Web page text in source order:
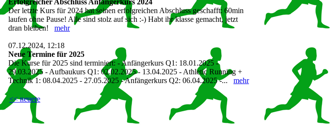
Erfolgreicher Abschluss Anfängerkurs 2024
Der letzte Kurs für 2024 hat seinen erfolgreichen Abschluss geschafft: 60min
laufen ohne Pause! Alle sind stolz auf sich :-) Habt ihr klasse gemacht, jetzt
dran bleiben! mehr
07.12.2024, 12:18
Neue Termine für 2025
Die Kurse für 2025 sind terminiert: - Anfängerkurs Q1: 18.01.2025 -
29.03.2025 - Aufbaukurs Q1: 02.02.2025 - 13.04.2025 - Athletic Running +
Technik 1: 08.04.2025 - 27.05.2025 - Anfängerkurs Q2: 06.04.2025 -... mehr
<< neuere